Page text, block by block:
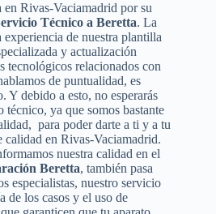
en Rivas-Vaciamadrid por su
Técnico a Beretta. La
de nuestra plantilla
y actualización
tecnológicos relacionados con
de puntualidad, es
Y debido a esto, no esperarás
técnico, ya que somos bastante
para poder darte a ti y a tu
en Rivas-Vaciamadrid.
nuestra calidad en el
Beretta, también pasa
especialistas, nuestro servicio
de los casos y el uso de